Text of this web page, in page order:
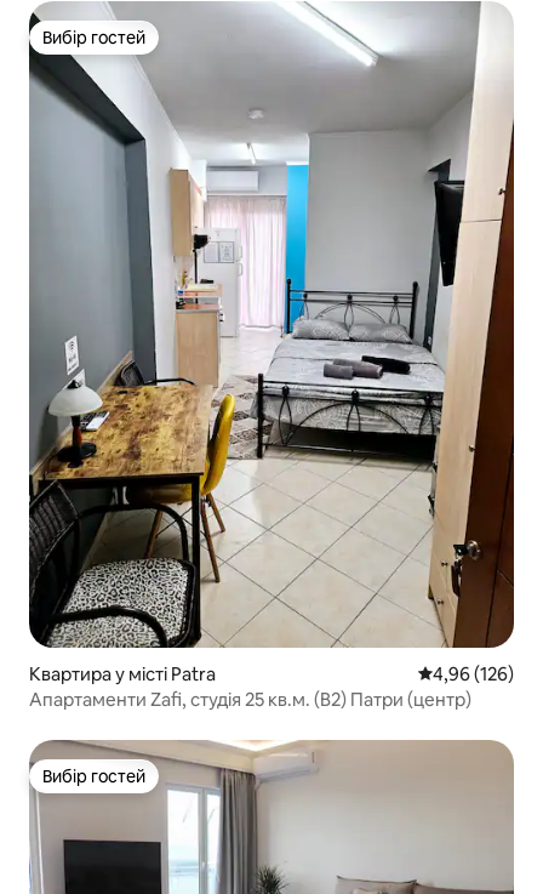
Вибір гостей
Вибір гостей
Квартира у місті Patra Середня
4,96 (126)
Апартаменти Zafi, студія 25 кв.м. (B2) Патри (центр)
Вибір гостей
Вибір гостей